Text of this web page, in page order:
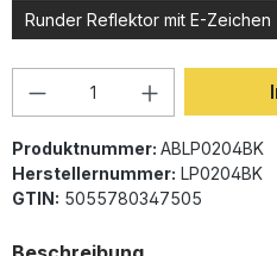
Runder Reflektor mit E-
Produkt Anzahl:
Produktnummer: ABLP0204BK
Herstellernummer: LP0204BK
GTIN: 5055780347505